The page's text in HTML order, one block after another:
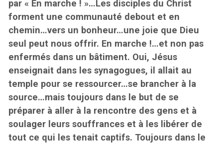
par « En marche ! »…Les disciples du Christ
forment une communauté debout et en
chemin…vers un bonheur…une joie que Dieu
seul peut nous offrir. En marche !…et non pas
enfermés dans un bâtiment. Oui, Jésus
enseignait dans les synagogues, il allait au
temple pour se ressourcer…se brancher à la
source…mais toujours dans le but de se
préparer à aller à la rencontre des gens et à
soulager leurs souffrances et à les libérer de
tout ce qui les tenait captifs. Toujours dans le